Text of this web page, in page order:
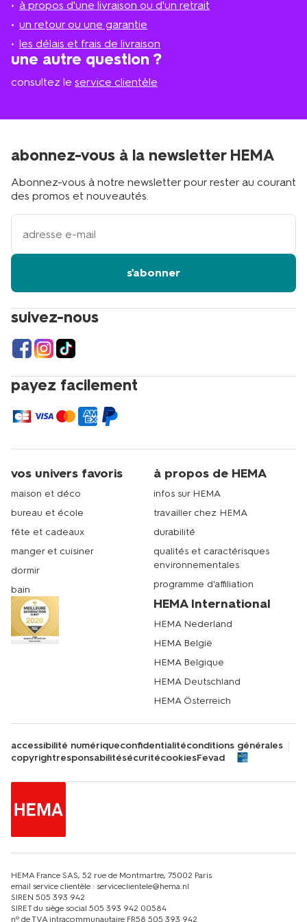
à propos d'une livraison ou d'un retrait
un retour ou une garantie
les délais et frais de livraison
une autre question ?
consultez le service clientèle
le
plus
proche
suivez-nous
payez facilement
abonnez-vous à la newsletter HEMA
Abonnez-vous à notre newsletter pour rester au courant
des promos et nouveautés.
votre
adresse
s'abonner
vos univers favoris
maison et déco
bureau et école
fête et cadeaux
manger et cuisiner
dormir
bain
à propos de HEMA
infos sur HEMA
travailler chez HEMA
durabilité
qualités et caractérisques
environnementales
programme d'affiliation
HEMA International
HEMA Nederland
HEMA België
HEMA Belgique
HEMA Deutschland
HEMA Österreich
accessibilité numériqueconfidentialitéconditions générales
copyrightresponsabilitésécuritécookiesFevad
HEMA France SAS, 52 rue de Montmartre, 75002 Paris
email service clientèle : serviceclientele@hema.nl
SIREN 505 393 942
SIRET du siège social 505 393 942 00584
nº de TVA intracommunautaire FR58 505 393 942